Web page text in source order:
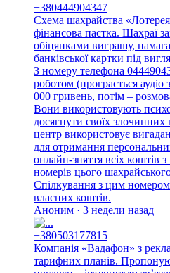
+380444904347
Схема шахрайства
фінансова пастка. Шахраї
обіцянками виграшу,
банківської картки під
З номеру телефона
роботом (програється
000 гривень, потім –
Вони використовують
досягнути своїх
центр використовує
для отримання
онлайн-зняття всіх коштів
номерів цього
Спілкування з цим
власних коштів.
Аноним · 3 недели назад
+380503177815
Компанія «Вадафон» з
тарифних планів.